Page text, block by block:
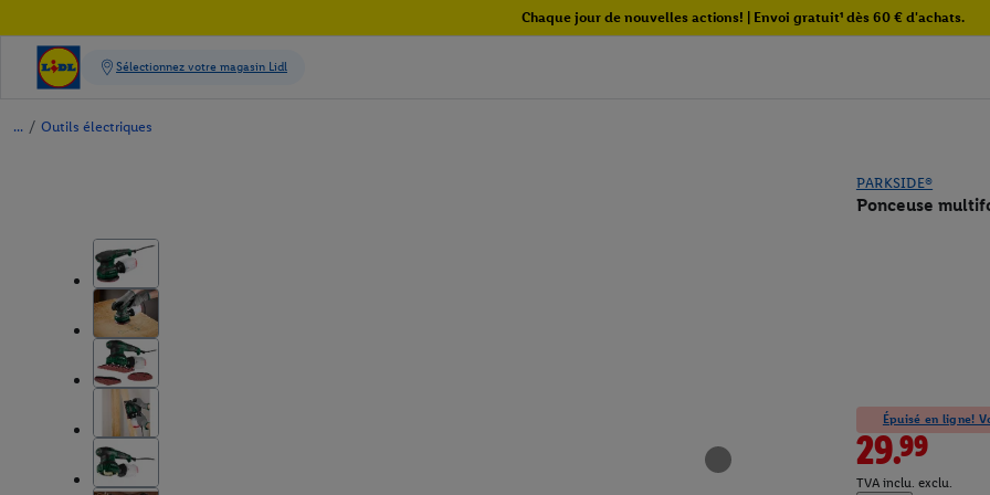
Chaque jour de nouvelles actions! | Envoi gratuit¹ dès 60 € d'achats.
/ Outils électriques
PARKSIDE®
Ponceuse
Épuisé en ligne!
29.99
TVA inclu. exclu.